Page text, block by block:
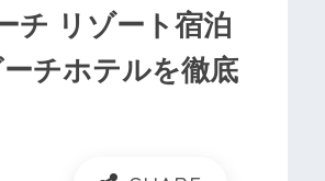
チ リゾート宿泊
チホテルを徹底